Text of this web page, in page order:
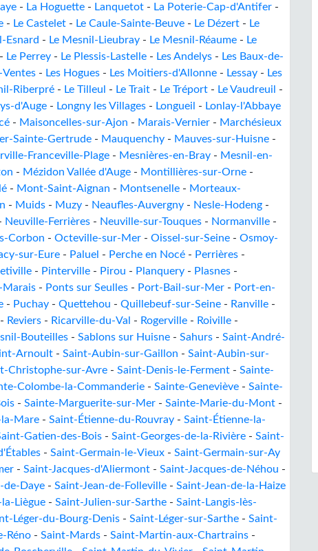
- La Hoguette - Lanquetot - La Poterie-Cap-d'Antifer -
- Le Castelet - Le Caule-Sainte-Beuve - Le Dézert - Le
Esnard - Le Mesnil-Lieubray - Le Mesnil-Réaume - Le
- Le Perrey - Le Plessis-Lastelle - Les Andelys - Les Baux-de-
Ventes - Les Hogues - Les Moitiers-d'Allonne - Lessay - Les
Riberpré - Le Tilleul - Le Trait - Le Tréport - Le Vaudreuil
-
d'Auge - Longny les Villages - Longueil - Lonlay-l'Abbaye
- Maisoncelles-sur-Ajon - Marais-Vernier - Marchésieux
Sainte-Gertrude - Mauquenchy - Mauves-sur-Huisne -
Franceville-Plage - Mesnières-en-Bray - Mesnil-en-
- Mézidon Vallée d'Auge - Montillières-sur-Orne -
- Mont-Saint-Aignan - Montsenelle - Morteaux-
- Muids - Muzy - Neaufles-Auvergny - Nesle-Hodeng -
Neuville-Ferrières - Neuville-sur-Touques - Normanville -
Corbon - Octeville-sur-Mer - Oissel-sur-Seine - Osmoy-
sur-Eure - Paluel - Perche en Nocé - Perrières -
- Pinterville - Pirou - Planquery - Plasnes -
Marais - Ponts sur Seulles - Port-Bail-sur-Mer - Port-en-
- Puchay - Quettehou - Quillebeuf-sur-Seine - Ranville -
- Reviers - Ricarville-du-Val - Rogerville - Roiville -
Bouteilles - Sablons sur Huisne - Sahurs - Saint-André-
Arnoult - Saint-Aubin-sur-Gaillon - Saint-Aubin-sur-
Christophe-sur-Avre - Saint-Denis-le-Ferment - Sainte-
Colombe-la-Commanderie - Sainte-Geneviève - Sainte-
- Sainte-Marguerite-sur-Mer - Sainte-Marie-du-Mont -
Mare - Saint-Étienne-du-Rouvray - Saint-Étienne-la-
Gatien-des-Bois - Saint-Georges-de-la-Rivière - Saint-
- Saint-Germain-le-Vieux - Saint-Germain-sur-Ay
- Saint-Jacques-d'Aliermont - Saint-Jacques-de-Néhou -
de-Daye - Saint-Jean-de-Folleville - Saint-Jean-de-la-Haize
Liègue - Saint-Julien-sur-Sarthe - Saint-Langis-lès-
Léger-du-Bourg-Denis - Saint-Léger-sur-Sarthe - Saint-
Réno - Saint-Mards - Saint-Martin-aux-Chartrains -